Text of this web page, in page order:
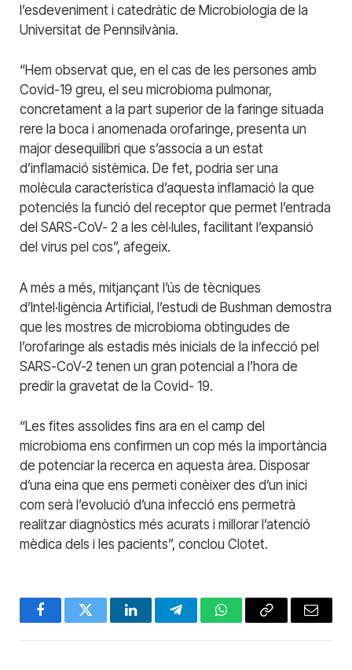
l’esdeveniment i catedràtic de Microbiologia de la
Universitat de Pennsilvània.
“Hem observat que, en el cas de les persones amb
Covid-19 greu, el seu microbioma pulmonar,
concretament a la part superior de la faringe situada
rere la boca i anomenada orofaringe, presenta un
major desequilibri que s’associa a un estat
d’inflamació sistèmica. De fet, podria ser una
molècula característica d’aquesta inflamació la que
potenciés la funció del receptor que permet l’entrada
del SARS-CoV- 2 a les cèl·lules, facilitant l’expansió
del virus pel cos”, afegeix.
A més a més, mitjançant l’ús de tècniques
d’Intel·ligència Artificial, l’estudi de Bushman demostra
que les mostres de microbioma obtingudes de
l’orofaringe als estadis més inicials de la infecció pel
SARS-CoV-2 tenen un gran potencial a l’hora de
predir la gravetat de la Covid- 19.
“Les fites assolides fins ara en el camp del
microbioma ens confirmen un cop més la importància
de potenciar la recerca en aquesta àrea. Disposar
d’una eina que ens permeti conèixer des d’un inici
com serà l’evolució d’una infecció ens permetrà
realitzar diagnòstics més acurats i millorar l’atenció
mèdica dels i les pacients”, conclou Clotet.
FacebookTwitter LinkedInTelegramWhatsAppCopy
Email